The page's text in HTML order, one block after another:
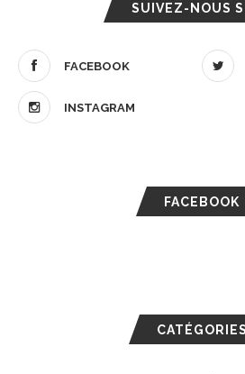
SUIVEZ-NOUS
FACEBOOK
INSTAGRAM
FACEBOOK
CATÉGORIES